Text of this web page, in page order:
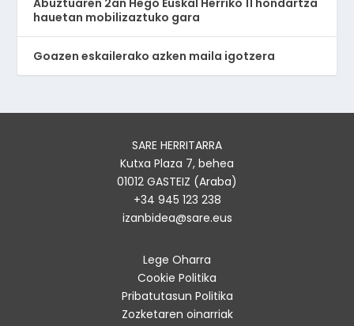
Abuztuaren 2an Hego Euskal Herriko 11 hondartza
hauetan mobilizaztuko gara
Goazen eskailerako azken maila igotzera
SARE HERRITARRA
Kutxa Plaza 7, behea
01012 GASTEIZ (Araba)
+34 945 123 238
izanbidea@sare.eus
Lege Oharra
Cookie Politika
Pribatutasun Politika
Zozketaren oinarriak